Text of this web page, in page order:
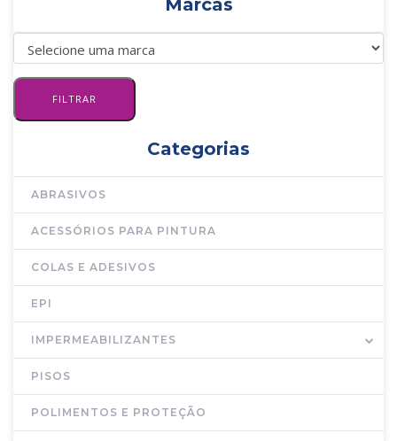
Categorias
ABRASIVOS
ACESSÓRIOS PARA PINTURA
COLAS E ADESIVOS
EPI
IMPERMEABILIZANTES
PISOS
POLIMENTOS E PROTEÇÃO